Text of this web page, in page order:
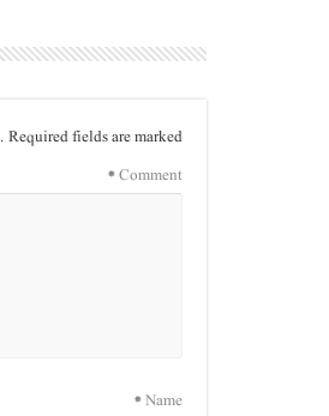
Required fields are marked
Comment
*
Name
*